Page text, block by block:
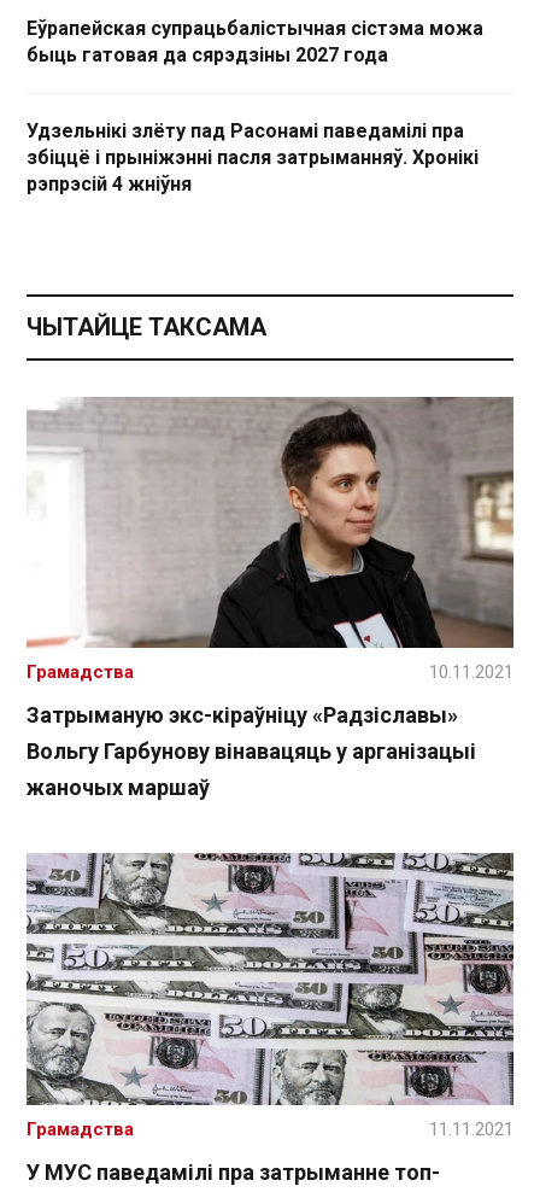
Еўрапейская супрацьбалістычная сістэма можа
быць гатовая да сярэдзіны 2027 года
Удзельнікі злёту пад Расонамі паведамілі пра
збіццё і прыніжэнні пасля затрыманняў. Хронікі
рэпрэсій 4 жніўня
ЧЫТАЙЦЕ ТАКСАМА
Затрыманую экс-кіраўніцу «Радзіславы»
Вольгу Гарбунову вінавацяць у арганізацыі
жаночых маршаў
Грамадства 10.11.2021
У МУС паведамілі пра затрыманне топ-
Грамадства 11.11.2021